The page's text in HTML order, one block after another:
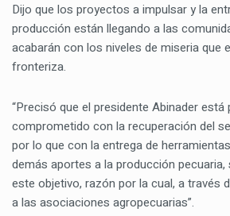
Dijo que los proyectos a impulsar y la
producción están llegando a las
acabarán con los niveles de miseria que
fronteriza.
“Precisó que el presidente Abinader está
comprometido con la recuperación del
por lo que con la entrega de
demás aportes a la producción
este objetivo, razón por la cual, a través
a las asociaciones agropecuarias”.